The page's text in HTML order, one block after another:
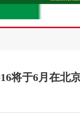
将于6月在北